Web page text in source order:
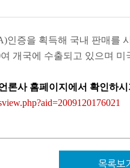
인증을 획득해 국내 판매를
여 개국에 수출되고 있으며 미
론사 홈페이지에서 확인하
목록보기